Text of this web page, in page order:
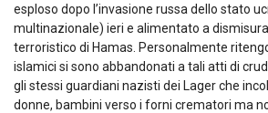
esploso dopo l’invasione russa dello stato
multinazionale) ieri e alimentato a
terroristico di Hamas. Personalmente
islamici si sono abbandonati a tali atti di
gli stessi guardiani nazisti dei Lager che
donne, bambini verso i forni crematori ma